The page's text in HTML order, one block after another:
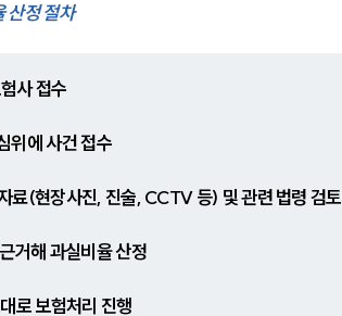
산정 절차
사 접수
위에 사건 접수
료(현장사진, 진술, CCTV 등) 및 관련 법령 검토
거해 과실비율 산정
로 보험처리 진행